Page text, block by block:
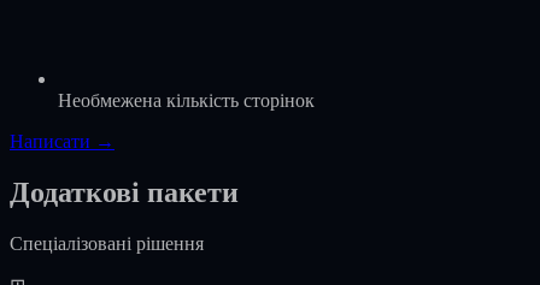
Необмежена кількість сторінок
Написати →
Додаткові пакети
Спеціалізовані рішення